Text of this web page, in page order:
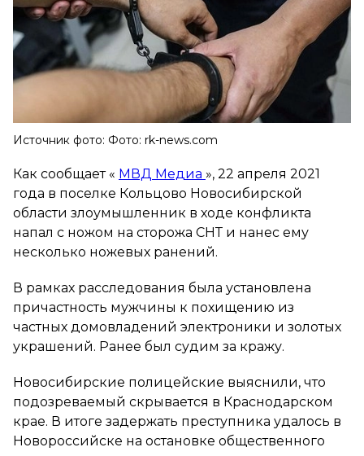
Источник фото: Фото: rk-news.com
Как сообщает « МВД Медиа », 22 апреля 2021
года в поселке Кольцово Новосибирской
области злоумышленник в ходе конфликта
напал с ножом на сторожа СНТ и нанес ему
несколько ножевых ранений.
В рамках расследования была установлена
причастность мужчины к похищению из
частных домовладений электроники и золотых
украшений. Ранее был судим за кражу.
Новосибирские полицейские выяснили, что
подозреваемый скрывается в Краснодарском
крае. В итоге задержать преступника удалось в
Новороссийске на остановке общественного